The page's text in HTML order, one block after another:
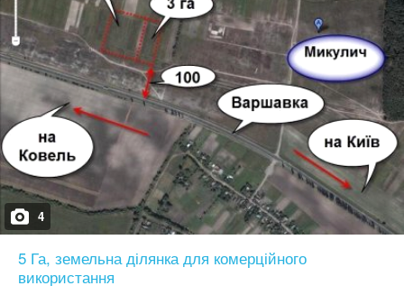
4
5 Га, земельна ділянка для комерційного
використання